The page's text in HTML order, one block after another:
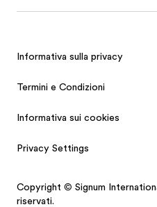
Informativa sulla privacy
Termini e Condizioni
Informativa sui cookies
Privacy Settings
Copyright © Signum
riservati.